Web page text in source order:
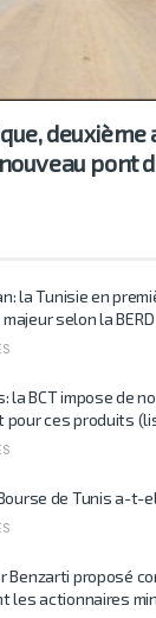
deuxième
pont
la Tunisie en
selon la BERD
la BCT impose de
pour ces produits
de Tunis a-t-
Benzarti proposé
les actionnaires